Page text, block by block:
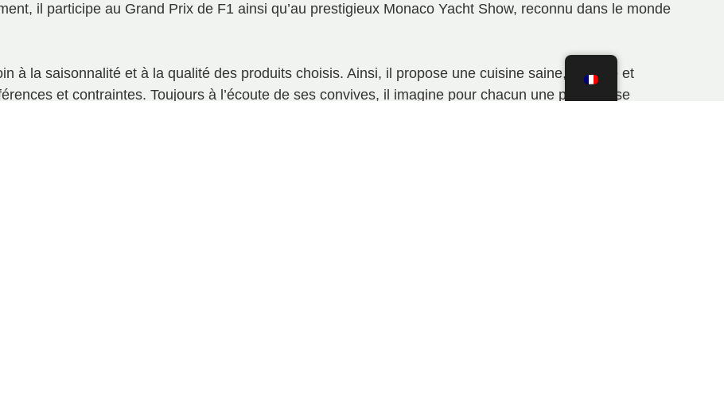
il participe au Grand Prix de F1 ainsi qu’au prestigieux Monaco Yacht Show, reconnu dans le monde
à la saisonnalité et à la qualité des produits choisis. Ainsi, il propose une cuisine saine, raffinée et
et contraintes. Toujours à l’écoute de ses convives, il imagine pour chacun une parenthèse